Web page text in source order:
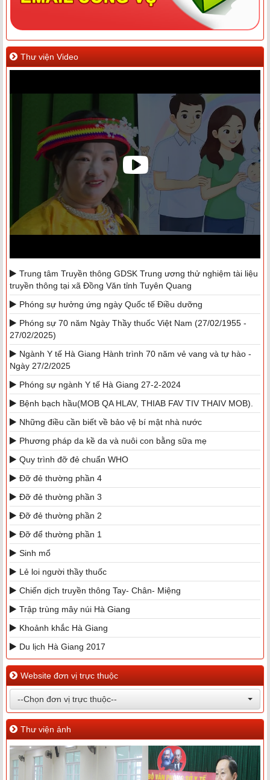
Thư viện Video
Trung tâm Truyền thông GDSK Trung ương thử nghiệm tài liệu
truyền thông tại xã Đồng Văn tỉnh Tuyên Quang
Phóng sự hưởng ứng ngày Quốc tế Điều dưỡng
Phóng sự 70 năm Ngày Thầy thuốc Việt Nam (27/02/1955 -
27/02/2025)
Ngành Y tế Hà Giang Hành trình 70 năm vẻ vang và tự hào -
Ngày 27/2/2025
Phóng sự ngành Y tế Hà Giang 27-2-2024
Bệnh bạch hầu(MOB QA HLAV, THIAB FAV TIV THAIV MOB).
Những điều cần biết về bảo vệ bí mật nhà nước
Phương pháp da kề da và nuôi con bằng sữa mẹ
Quy trình đỡ đẻ chuẩn WHO
Đỡ đẻ thường phần 4
Đỡ đẻ thường phần 3
Đỡ đẻ thường phần 2
Đỡ để thường phần 1
Sinh mổ
Lẻ loi người thầy thuốc
Chiến dịch truyền thông Tay- Chân- Miệng
Trập trùng mây núi Hà Giang
Khoảnh khắc Hà Giang
Du lịch Hà Giang 2017
Website đơn vị trực thuộc
--Chọn đơn vị trực thuộc--
Thư viện ảnh